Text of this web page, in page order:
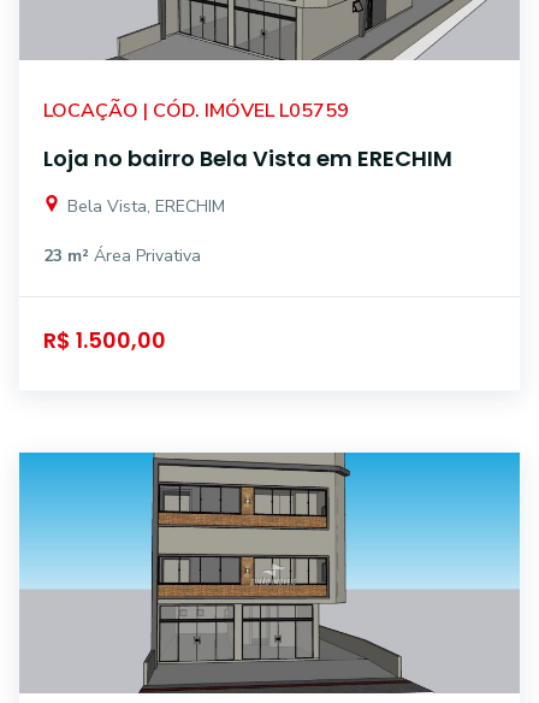
LOCAÇÃO | CÓD. IMÓVEL L05759
Loja no bairro Bela Vista em ERECHIM
Bela Vista, ERECHIM
23 m² Área Privativa
R$ 1.500,00